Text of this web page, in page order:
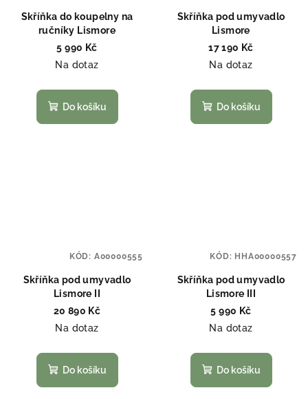
Skříňka do koupelny na
ručníky Lismore
5 990 Kč
Na dotaz
Do košíku
Skříňka pod umyvadlo
Lismore
17 190 Kč
Na dotaz
Do košíku
Skříňka pod umyvadlo
Lismore II
20 890 Kč
Na dotaz
Do košíku
KÓD: A00000555
Skříňka pod umyvadlo
Lismore III
5 990 Kč
Na dotaz
Do košíku
KÓD: HHA00000557